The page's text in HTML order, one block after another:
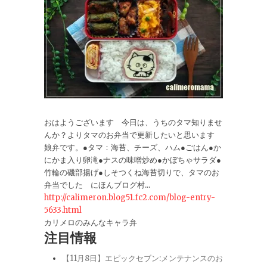
おはようございます 今日は、うちのタマ知りませ
んか？よりタマのお弁当で更新したいと思います
娘弁です。●タマ：海苔、チーズ、ハム●ごはん●か
にかま入り卵滝●ナスの味噌炒め●かぼちゃサラダ●
竹輪の磯部揚げ●しそつくね海苔切りで、タマのお
弁当でした にほんブログ村...
http://calimeron.blog51.fc2.com/blog-entry-
5633.html
カリメロのみんなキャラ弁
注目情報
【11月8日】エピックセブン:メンテナンスのお